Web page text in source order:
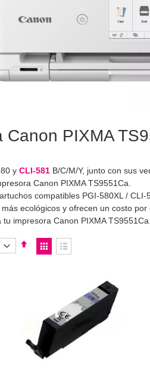
Canon PIXMA
y CLI-581B/C/M/Y, junto con sus
Canon PIXMA TS9551Ca.
compatibles PGI-580XL /
ecológicos y ofrecen un costo
impresora Canon PIXMA TS9551Ca.
Fijar
Dirección
Ver
como